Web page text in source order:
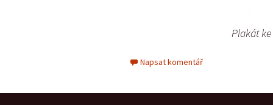
Plakát ke
Napsat komentář